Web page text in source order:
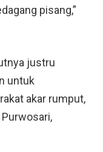
pisang,”
justru
untuk
akar rumput,